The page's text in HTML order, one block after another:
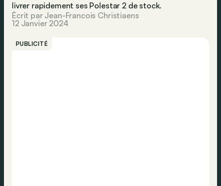
livrer rapidement ses Polestar 2 de stock.
Écrit par Jean-Francois Christiaens
12 Janvier 2024
PUBLICITÉ